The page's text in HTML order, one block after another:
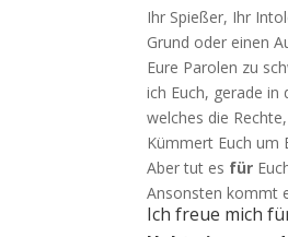
Ihr Spießer, Ihr
Grund oder einen
Eure Parolen zu
ich Euch, gerade
welches die
Kümmert Euch um
Aber tut es für
Ansonsten kommt
Ich freue mich